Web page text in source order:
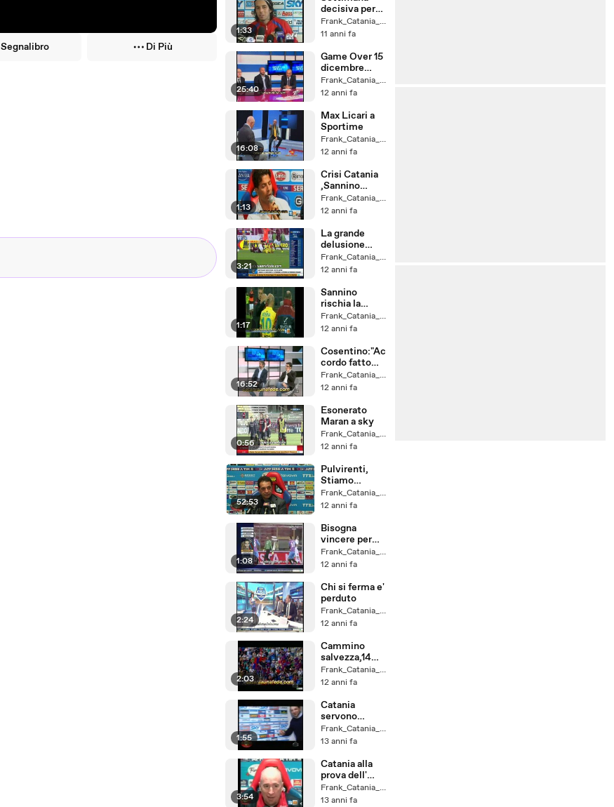
Segnalibro Di Più
1:33
decisiva per
alcune
trattative
Frank_Catania_un_Fede
11 anni fa
25:40
Game Over 15
dicembre
2014
Frank_Catania_un_Fede
12 anni fa
16:08
Max Licari a
Sportime
Frank_Catania_un_Fede
12 anni fa
1:13
Crisi Catania
,Sannino
Resta ?
Frank_Catania_un_Fede
12 anni fa
3:21
La grande
delusione
della serie B Frank_Catania_un_Fede
12 anni fa
1:17
Sannino
rischia la
panchina
Frank_Catania_un_Fede
12 anni fa
16:52
Cosentino:"Ac
cordo fatto
con Gea
World"
Frank_Catania_un_Fede
12 anni fa
0:56
Esonerato
Maran a sky
Frank_Catania_un_Fede
12 anni fa
52:53
Pulvirenti,
Stiamo
compatti,
salviamo il
Frank_Catania_un_Fede
12 anni fa
1:08
Bisogna
vincere per
salvarsi
Frank_Catania_un_Fede
12 anni fa
2:24
Chi si ferma e'
perduto
Frank_Catania_un_Fede
12 anni fa
2:03
Cammino
salvezza,14
turni da vivere
Frank_Catania_un_Fede
12 anni fa
1:55
Catania
servono
carattere e
voglia
Frank_Catania_un_Fede
13 anni fa
3:54
Catania alla
prova dell'
Inter
Frank_Catania_un_Fede
13 anni fa